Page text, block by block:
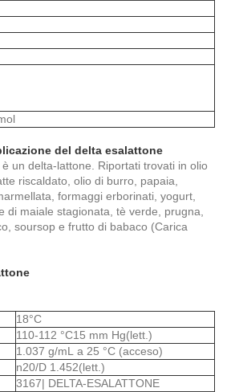
del delta esalattone
un delta-lattone. Riportati trovati in olio
riscaldato, olio di burro, papaia,
formaggi erborinati, yogurt,
di maiale stagionata, tè verde, prugna,
soursop e frutto di babaco (Carica
18°C
110-112 °C15 mm Hg(lett.)
1.037 g/mL a 25 °C (acceso)
n20/D 1.452(lett.)
3167| DELTA-ESALATTONE